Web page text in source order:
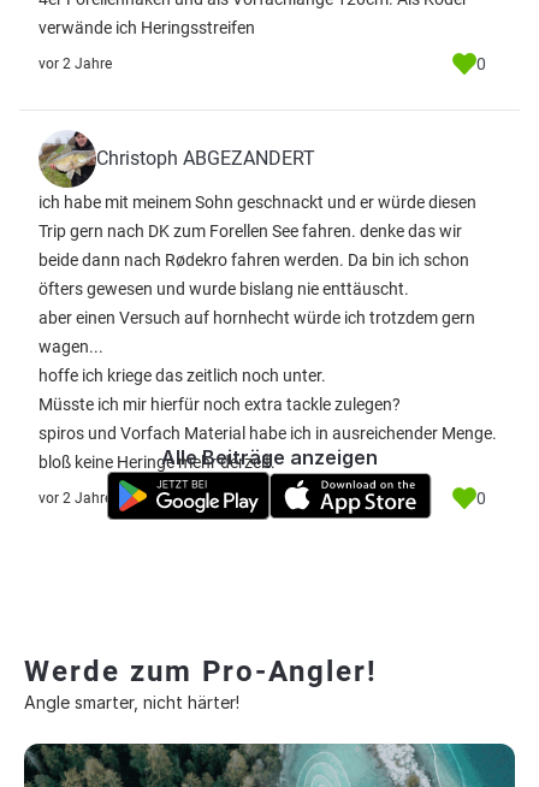
verwände ich Heringsstreifen
vor 2 Jahre 0
Christoph ABGEZANDERT
ich habe mit meinem Sohn geschnackt und er würde diesen
Trip gern nach DK zum Forellen See fahren. denke das wir
beide dann nach Rødekro fahren werden. Da bin ich schon
öfters gewesen und wurde bislang nie enttäuscht.
aber einen Versuch auf hornhecht würde ich trotzdem gern
wagen...
hoffe ich kriege das zeitlich noch unter.
Müsste ich mir hierfür noch extra tackle zulegen?
spiros und Vorfach Material habe ich in ausreichender Menge.
bloß keine Heringe mehr derzeit.
vor 2 Jahre 0
Alle Beiträge anzeigen
Werde zum Pro-Angler!
Angle smarter, nicht härter!